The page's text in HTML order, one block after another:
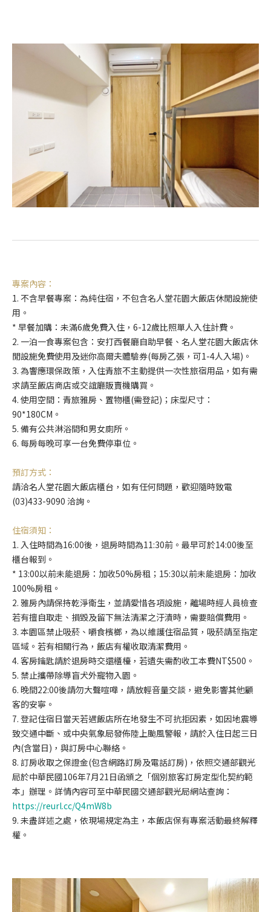
專案內容：
1. 不含早餐專案：為純住宿，不包含名人堂花園大飯店休閒設施使
用。
* 早餐加購：未滿6歲免費入住，6-12歲比照單人入住計費。
2. 一泊一食專案包含：安打西餐廳自助早餐、 名人堂花園大飯店休
閒設施免費使用及迷你高爾夫體驗券(每房乙張，可1-4人入場)。
3. 為響應環保政策，入住青旅不主動提供一次性旅宿用品，如有需
求請至飯店商店或交誼廳販賣機購買。
4. 使用空間：青旅雅房、置物櫃(需登記)；床型尺寸：
90*180CM。
5. 備有公共淋浴間和男女廁所。
6. 每房每晚可享一台免費停車位。
預訂方式：
請洽名人堂花園大飯店櫃台，如有任何問題，歡迎隨時致電
(03)433-9090 洽詢。
住宿須知：
1. 入住時間為16:00後，退房時間為11:30前。最早可於14:00後至
櫃台報到。
* 13:00以前未能退房：加收50%房租；15:30以前未能退房：加收
100%房租。
2. 雅房內請保持乾淨衛生，並請愛惜各項設施，離場時經人員檢查
若有擅自取走、損毀及留下無法清潔之汙漬時，需要賠償費用。
3. 本園區禁止吸菸、嚼食檳榔，為以維護住宿品質，吸菸請至指定
區域。若有相關行為，飯店有權收取清潔費用。
4. 客房鑰匙請於退房時交還櫃檯，若遺失需酌收工本費NT$500。
5. 禁止攜帶除導盲犬外寵物入園。
6. 晚間22:00後請勿大聲喧嘩，請放輕音量交談，避免影響其他顧
客的安寧。
7. 登記住宿日當天若遇飯店所在地發生不可抗拒因素，如因地震導
致交通中斷、或中央氣象局發佈陸上颱風警報，請於入住日起三日
內(含當日)，與訂房中心聯絡。
8. 訂房收取之保證金(包含網路訂房及電話訂房)，依照交通部觀光
局於中華民國106年7月21日函頒之「個別旅客訂房定型化契約範
本」辦理。詳情內容可至中華民國交通部觀光局網站查詢：
https://reurl.cc/Q4mW8b
9. 未盡詳述之處，依現場規定為主，本飯店保有專案活動最終解釋
權。